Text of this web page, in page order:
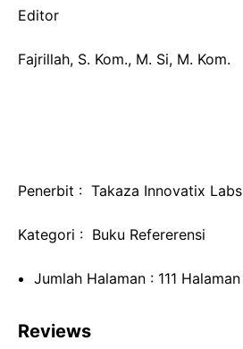
Editor
Fajrillah, S. Kom., M. Si, M. Kom.
Penerbit : Takaza Innovatix Labs
Kategori : Buku Refererensi
Jumlah Halaman : 111 Halaman
Reviews